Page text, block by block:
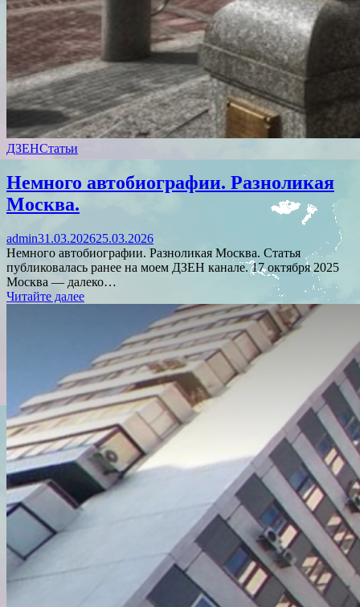
ДЗЕНСтатьи
Немного автобиографии. Разноликая
Москва.
admin31.03.202625.03.2026
Немного автобиографии. Разноликая Москва. Статья
публиковалась ранее на моем ДЗЕН канале. 17 октября 2025
Москва — далеко…
Читайте далее